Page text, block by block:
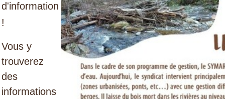
d'information
!
Vous y
trouverez
des
informations